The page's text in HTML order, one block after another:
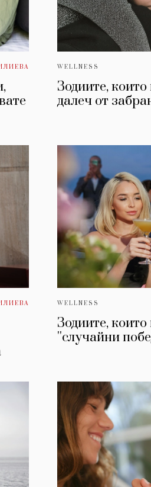
WELLNESS
Зодиите,
далеч от
WELLNESS
Зодиите,
''случайни